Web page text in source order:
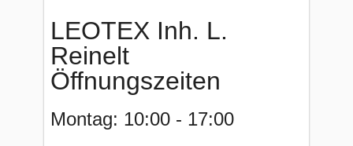
LEOTEX Inh. L.
Reinelt
Öffnungszeiten
Montag: 10:00 - 17:00